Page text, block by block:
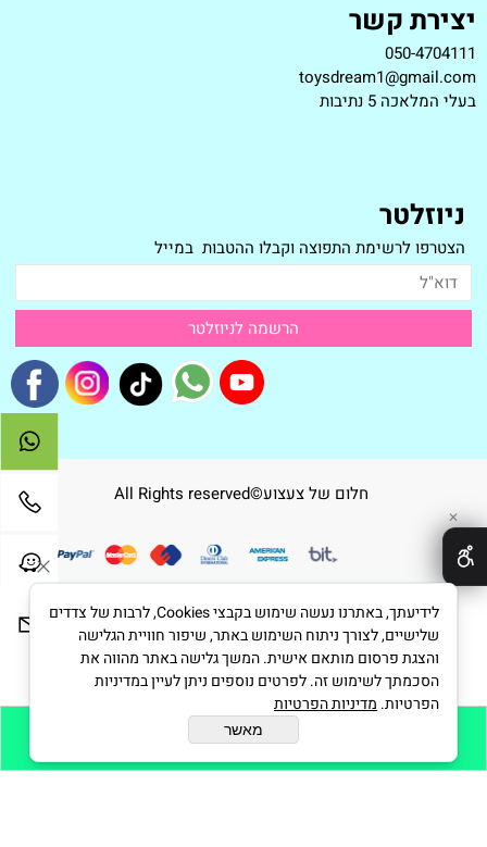
הוסף לסל
יצירת קשר
050-4704111
toysdream1@gmail.com
בעלי המלאכה 5 נתיבות
ניוזלטר
הצטרפו לרשימת התפוצה וקבלו ההטבות במייל
חלום של צעצוע©All Rights reserved
בניית אתרים
✕
לידיעתך, באתרנו נעשה שימוש בקבצי Cookies, לרבות של צדדים
שלישיים, לצורך ניתוח השימוש באתר, שיפור חוויית הגלישה
והצגת פרסום מותאם אישית. המשך גלישה באתר מהווה את
הסכמתך לשימוש זה. לפרטים נוספים ניתן לעיין במדיניות
הפרטיות. מדיניות הפרטיות
מאשר